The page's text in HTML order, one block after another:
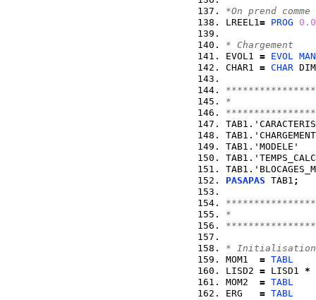
*On prend
LREEL1= PROG
* Chargement
EVOL1 = EVOL
CHAR1 = CHAR
*
PASAPAS TAB1 ;
*
* Initialisation
MOM1 = TABL
LISD2 = LISD1 *
MOM2 = TABL
ERG = TABL